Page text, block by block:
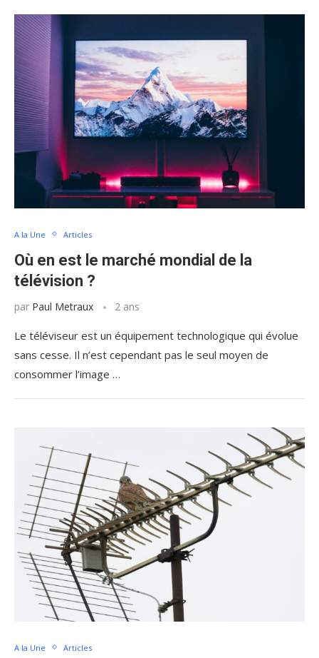
A la Une Articles
Où en est le marché mondial de la
télévision ?
par Paul Metraux 2 ans
Le téléviseur est un équipement technologique qui évolue
sans cesse. Il n’est cependant pas le seul moyen de
consommer l’image …
A la Une Articles